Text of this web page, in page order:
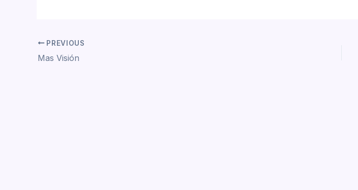
PREVIOUS
Mas Visión